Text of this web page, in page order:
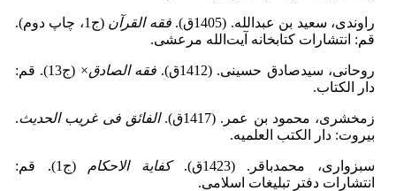
راوندی، سعید بن عبدالله‌. (1405ق). فقه القرآن
(ج1‌، چاپ دوم).
قم: انتشارات کتابخانه آیت‌الله مرعشی.
روحانی، سیدصادق حسینی‌. (1412ق). فقه الصادق
× (ج13). قم:
دار الکتاب.
زمخشری، محمود بن عمر‌. (1417ق). الفائق فی غریب الحدیث.
‌بیروت: دار الکتب العلمیه.
سبزواری، محمدباقر‌. (1423ق). کفایة الاحکام
(ج1). قم:
انتشارات دفتر تبلیغات اسلامی.